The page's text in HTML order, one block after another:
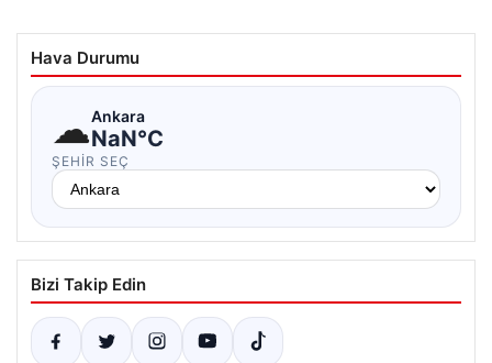
Hava Durumu
☁Ankara
NaN°C
ŞEHIR SEÇ
Bizi Takip Edin